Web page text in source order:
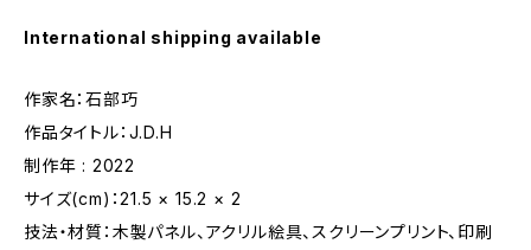
International shipping available
作家名：石部巧
作品タイトル：J.D.H
制作年 : 2022
サイズ(cm)：21.5 × 15.2 × 2
技法・材質：木製パネル、アクリル絵具、スクリーンプリント、印刷